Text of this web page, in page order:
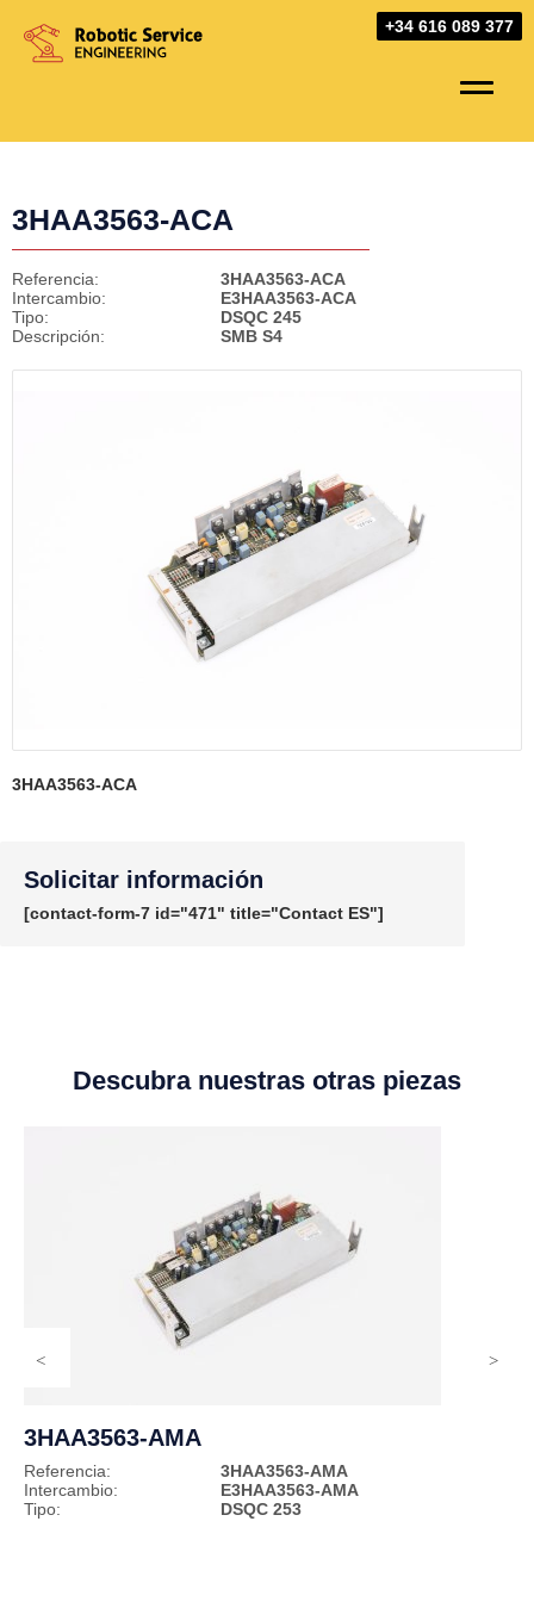
content
+34 616 089 377
3HAA3563-ACA
Referencia:
3HAA3563-ACA
Intercambio:
E3HAA3563-ACA
Tipo:
DSQC 245
Descripción:
SMB S4
3HAA3563-ACA
Solicitar información
[contact-form-7 id="471" title="Contact ES"]
Descubra nuestras otras piezas
3HAA3563-AMA
Referencia:
3HAA3563-AMA
Intercambio:
E3HAA3563-AMA
Tipo:
DSQC 253